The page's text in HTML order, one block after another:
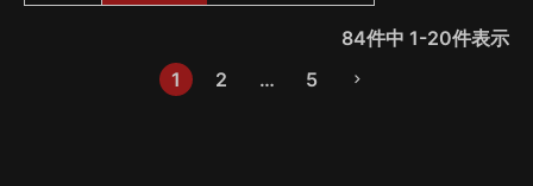
84件中 1-20件表示
1
2 … 5